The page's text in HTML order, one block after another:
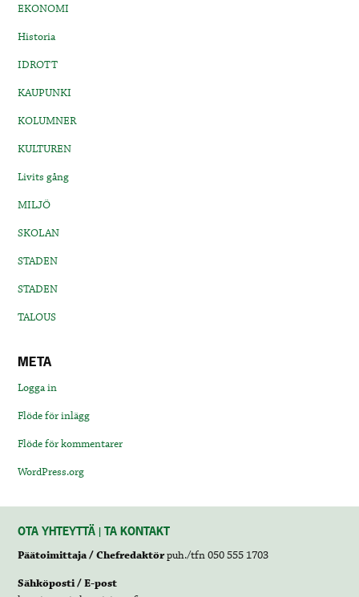
EKONOMI
Historia
IDROTT
KAUPUNKI
KOLUMNER
KULTUREN
Livits gång
MILJÖ
SKOLAN
STADEN
STADEN
TALOUS
META
Logga in
Flöde för inlägg
Flöde för kommentarer
WordPress.org
OTA YHTEYTTÄ | TA KONTAKT
Päätoimittaja / Chefredaktörpuh./tfn 050 555 1703
Sähköposti / E-post